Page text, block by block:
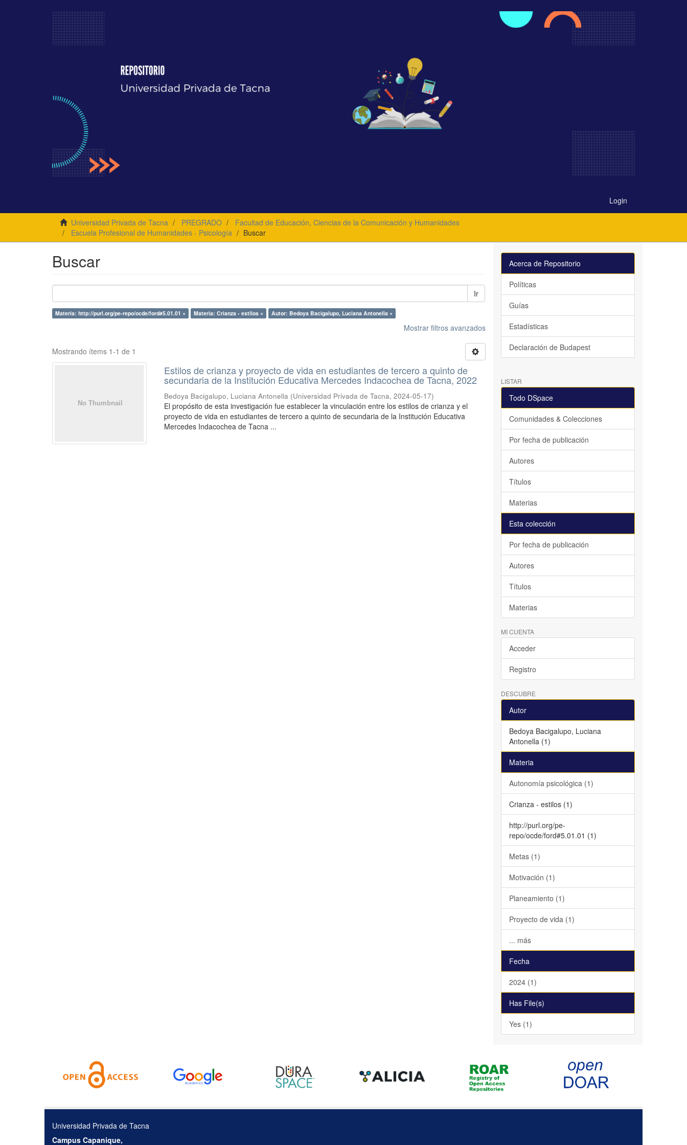
Login
Universidad Privada de Tacna PREGRADO
Facultad de Educación, Ciencias de la Comunicación y Humanidades
Escuela Profesional de Humanidades - Psicología
Buscar
Buscar
Ir
Materia: http://purl.org/pe-repo/ocde/ford#5.01.01 × Materia: Crianza - estilos × Autor: Bedoya Bacigalupo, Luciana Antonella ×
Mostrar filtros avanzados
Mostrando ítems 1-1 de 1
Estilos de crianza y proyecto de vida en estudiantes de tercero a quinto de
secundaria de la Institución Educativa Mercedes Indacochea de Tacna, 2022
Bedoya Bacigalupo, Luciana Antonella (Universidad Privada de Tacna,2024-05-17)
El propósito de esta investigación fue establecer la vinculación entre los estilos de crianza y el
proyecto de vida en estudiantes de tercero a quinto de secundaria de la Institución Educativa
Mercedes Indacochea de Tacna ...
Acerca de Repositorio
Políticas
Guías
Estadísticas
Declaración de Budapest
LISTAR
Todo DSpace
Comunidades & Colecciones
Por fecha de publicación
Autores
Títulos
Materias
Esta colección
Por fecha de publicación
Autores
Títulos
Materias
MI CUENTA
Acceder
Registro
DESCUBRE
Autor
Bedoya Bacigalupo, Luciana
Antonella (1)
Materia
Autonomía psicológica (1)
Crianza - estilos (1)
http://purl.org/pe-
repo/ocde/ford#5.01.01 (1)
Metas (1)
Motivación (1)
Planeamiento (1)
Proyecto de vida (1)
... más
Fecha
2024 (1)
Has File(s)
Yes (1)
Universidad Privada de Tacna
Campus Capanique,